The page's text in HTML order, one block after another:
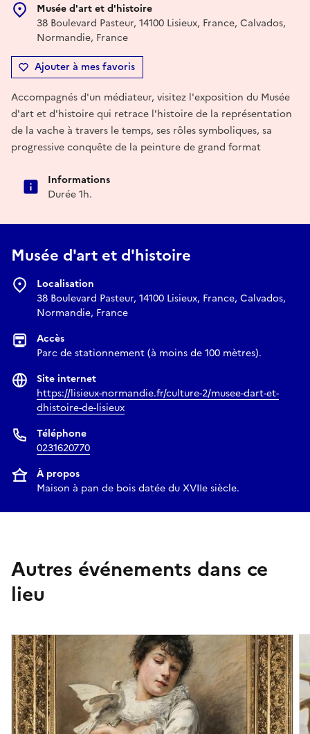
Musée d'art et d'histoire
38 Boulevard Pasteur, 14100 Lisieux, France, Calvados,
Normandie, France
Ajouter à mes favoris
Accompagnés d'un médiateur, visitez l'exposition du Musée
d'art et d'histoire qui retrace l'histoire de la représentation
de la vache à travers le temps, ses rôles symboliques, sa
progressive conquête de la peinture de grand format
Informations
Durée 1h.
Musée d'art et d'histoire
Localisation
38 Boulevard Pasteur, 14100 Lisieux, France, Calvados,
Normandie, France
Accès
Parc de stationnement (à moins de 100 mètres).
Site internet
https://lisieux-normandie.fr/culture-2/musee-dart-et-
dhistoire-de-lisieux
Téléphone
0231620770
À propos
Maison à pan de bois datée du XVIIe siècle.
Autres événements dans ce
lieu